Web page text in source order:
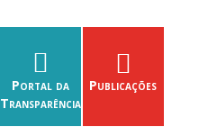
Portal da
Transparência
Publicações